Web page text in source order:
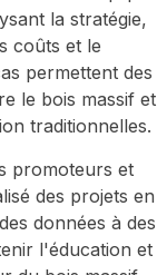
la stratégie,
coûts et le
permettent des
le bois massif et
traditionnelles.
promoteurs et
des projets en
données à des
l'éducation et